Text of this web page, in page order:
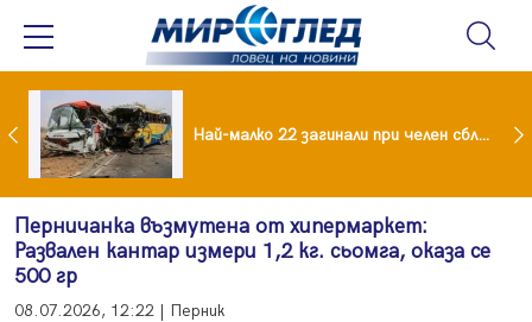
споразумение със САЩ , но без компромиси Най-малко 22 загинали при челен сблъсък между два автобуса
Перничанка възмутена от хипермаркет:
Развален кантар измери 1,2 кг. сьомга, оказа се
500 гр
08.07.2026, 12:22 | Перник